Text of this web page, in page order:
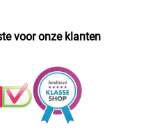
voor onze klanten